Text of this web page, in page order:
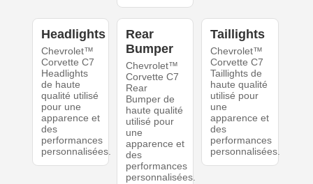
Headlights
Chevrolet™
Corvette C7
Headlights
de haute
qualité utilisé
pour une
apparence et
des
performances
personnalisées.
Rear
Bumper
Chevrolet™
Corvette C7
Rear
Bumper de
haute qualité
utilisé pour
une
apparence et
des
performances
personnalisées.
Taillights
Chevrolet™
Corvette C7
Taillights de
haute qualité
utilisé pour
une
apparence et
des
performances
personnalisées.